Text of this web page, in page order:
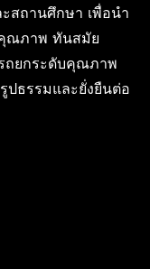
สถานศึกษา เพื่อนำ
ณภาพ ทันสมัย
ถยกระดับคุณภาพ
ปธรรมและยั่งยืนต่อ